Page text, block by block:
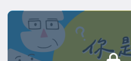
第五章 【活出你自己】